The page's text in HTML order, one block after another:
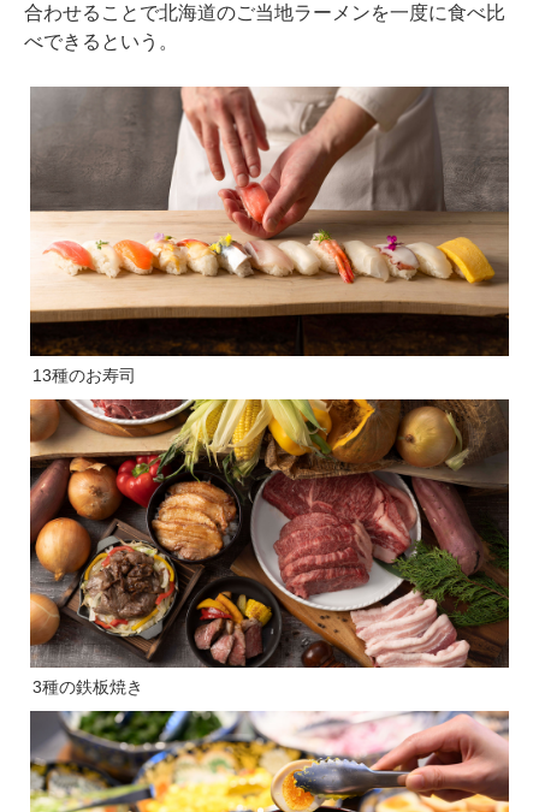
合わせることで北海道のご当地ラーメンを一度に食べ比
べできるという。
13種のお寿司
3種の鉄板焼き